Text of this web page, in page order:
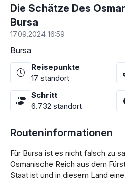
Die Schätze Des
Bursa
17.09.2024 16:59
Bursa
Reisepunkte
17 standort
Schritt
6.732 standort
Routeninformationen
Für Bursa ist es nicht falsch zu
Osmanische Reich aus dem
Staat ist und in diesem Land